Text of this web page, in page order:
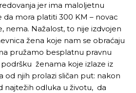
jer ima maloljetnu
da mora platiti 300 KM – novac
nema. Nažalost, to nije izdvojen
žena koje nam se obraćaju
pružamo besplatnu pravnu
ženama koje izlaze iz
od njih prolazi sličan put: nakon
najtežih odluka u životu, da